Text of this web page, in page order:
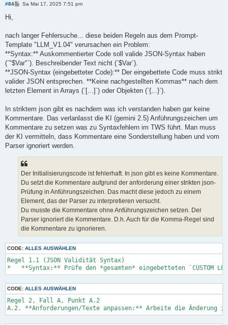
#84
B
a
Sa Mai 17, 2025 7:51 pm
Hi,
nach langer Fehlersuche... diese beiden Regeln aus dem Prompt-
Template "LLM_V1.04" verursachen ein Problem:
**Syntax:** Auskommentierter Code soll valide JSON-Syntax haben
(`"$Var"`). Beschreibender Text nicht (`$Var`).
**JSON-Syntax (eingebetteter Code):** Der eingebettete Code muss strikt
valider JSON entsprechen. **Keine nachgestellten Kommas** nach dem
letzten Element in Arrays (`[...]`) oder Objekten (`{...}`).
In striktem json gibt es nachdem was ich verstanden haben gar keine
Kommentare. Das verlanlasst die KI (gemini 2.5) Anführungszeichen um
Kommentare zu setzen was zu Syntaxfehlern im TWS führt. Man muss
der KI vermitteln, dass Kommentare eine Sonderstellung haben und vom
Parser ignoriert werden.
Der Initialisierungscode ist fehlerhaft. In json gibt es keine Kommentare.
Du setzt die Kommentare aufgrund der anforderung einer strikten json-
Prüfung in Anführungszeichen. Das macht diese jedoch zu einem
Element, das der Parser zu interpretieren versucht.
Du musste die Kommentare ohne Anführungszeichen setzen. Der
Parser ignoriert die Kommentare. D.h. Auch für die Komma-Regel sind
die Kommentare zu ignorieren.
CODE: ALLES AUSWÄHLEN
Regel 1.1 (JSON Validität Syntax)
CODE: ALLES AUSWÄHLEN
Regel 2, Fall A, Punkt A.2